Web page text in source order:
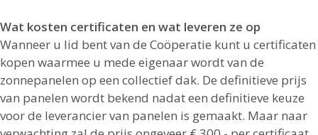
Wat kosten certificaten en wat leveren ze op
Wanneer u lid bent van de Coöperatie kunt u certificaten
kopen waarmee u mede eigenaar wordt van de
zonnepanelen op een collectief dak. De definitieve prijs
van panelen wordt bekend nadat een definitieve keuze
voor de leverancier van panelen is gemaakt. Maar naar